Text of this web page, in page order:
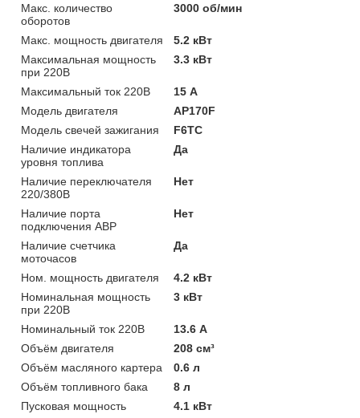
Макс. количество
оборотов
3000 об/мин
Макс. мощность двигателя
5.2 кВт
Максимальная мощность
при 220В
3.3 кВт
Максимальный ток 220В
15 А
Модель двигателя
AP170F
Модель свечей зажигания
F6TC
Наличие индикатора
уровня топлива
Да
Наличие переключателя
220/380В
Нет
Наличие порта
подключения АВР
Нет
Наличие счетчика
моточасов
Да
Ном. мощность двигателя
4.2 кВт
Номинальная мощность
при 220В
3 кВт
Номинальный ток 220В
13.6 А
Объём двигателя
208 см³
Объём масляного картера
0.6 л
Объём топливного бака
8 л
Пусковая мощность
4.1 кВт